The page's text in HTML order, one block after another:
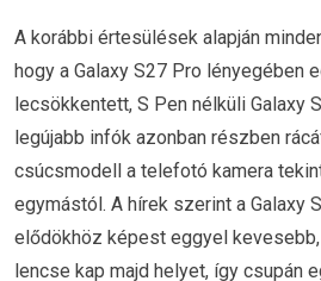
A korábbi értesülések alapján
hogy a Galaxy S27 Pro lényegében
lecsökkentett, S Pen nélküli Galaxy
legújabb infók azonban részben
csúcsmodell a telefotó kamera
egymástól. A hírek szerint a Galaxy
elődökhöz képest eggyel
lencse kap majd helyet, így csupán